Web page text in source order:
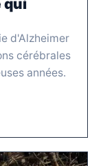
qui
d'Alzheimer
cérébrales
années.